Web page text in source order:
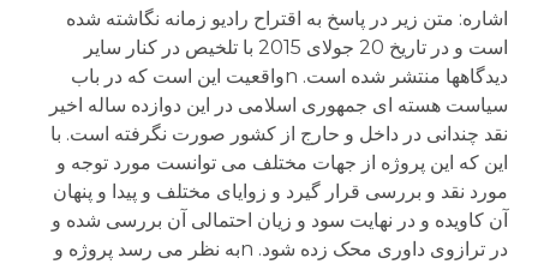
اشاره: متن زیر در پاسخ به اقتراح رادیو زمانه نگاشته شده
است و در تاریخ 20 جولای 2015 با تلخیص در کنار سایر
دیدگاهها منتشر شده است. nواقعیت این است که در باب
سیاست هسته ای جمهوری اسلامی در این دوازده ساله اخیر
نقد چندانی در داخل و حارج از کشور صورت نگرفته است. با
این که این پروژه از جهات مختلف می توانست مورد توجه و
مورد نقد و بررسی قرار گیرد و زوایای مختلف و پیدا و پنهان
آن کاویده و در نهایت سود و زیان احتمالی آن بررسی شده و
در ترازوی داوری محک زده شود. nبه نظر می رسد پروژه و